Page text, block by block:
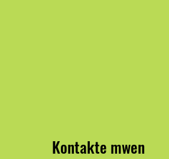
Kontakte mwen